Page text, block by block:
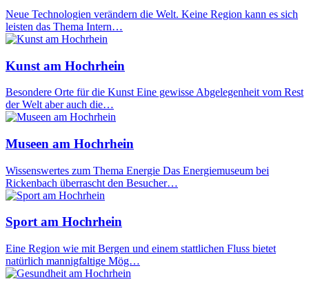
Neue Technologien verändern die Welt. Keine Region kann es sich
leisten das Thema Intern…
Kunst am Hochrhein
Besondere Orte für die Kunst Eine gewisse Abgelegenheit vom Rest
der Welt aber auch die…
Museen am Hochrhein
Wissenswertes zum Thema Energie Das Energiemuseum bei
Rickenbach überrascht den Besucher…
Sport am Hochrhein
Eine Region wie mit Bergen und einem stattlichen Fluss bietet
natürlich mannigfaltige Mög…